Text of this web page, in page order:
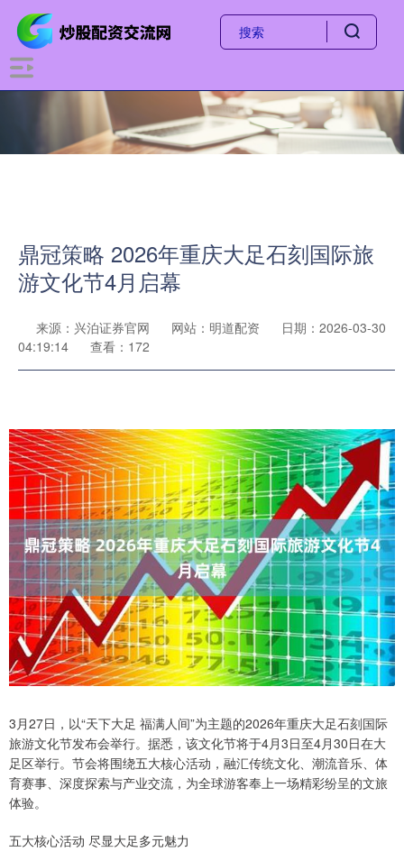
鼎冠策略 2026年重庆大足石刻国际旅
游文化节4月启幕
来源：兴泊证券官网 网站：明道配资
日期：2026-03-30
04:19:14
查看：172
3月27日，以“天下大足 福满人间”为主题的2026年重庆大足石刻国际
旅游文化节发布会举行。据悉，该文化节将于4月3日至4月30日在大
足区举行。节会将围绕五大核心活动，融汇传统文化、潮流音乐、体
育赛事、深度探索与产业交流，为全球游客奉上一场精彩纷呈的文旅
体验。
五大核心活动 尽显大足多元魅力